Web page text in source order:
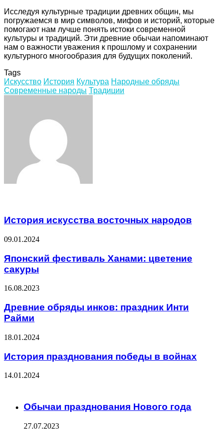
Исследуя культурные традиции древних общин, мы
погружаемся в мир символов, мифов и историй, которые
помогают нам лучше понять истоки современной
культуры и традиций. Эти древние обычаи напоминают
нам о важности уважения к прошлому и сохранении
культурного многообразия для будущих поколений.
Tags
Искусство История Культура Народные обряды
Современные народы Традиции
История искусства восточных народов
09.01.2024
Японский фестиваль Ханами: цветение
сакуры
16.08.2023
Древние обряды инков: праздник Инти
Райми
18.01.2024
История празднования победы в войнах
14.01.2024
Обычаи празднования Нового года
27.07.2023